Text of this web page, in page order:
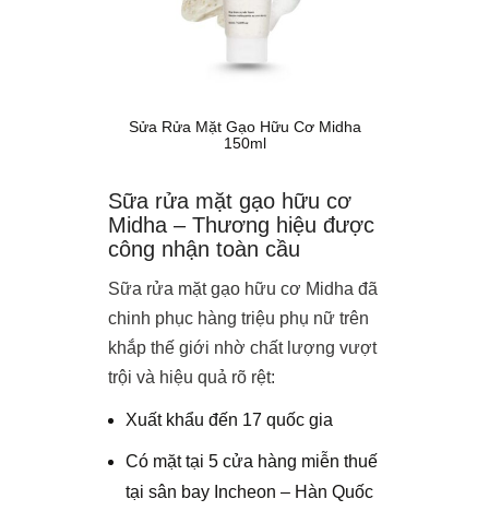
Sửa Rửa Mặt Gạo Hữu Cơ Midha
150ml
Sữa rửa mặt gạo hữu cơ
Midha – Thương hiệu được
công nhận toàn cầu
Sữa rửa mặt gạo hữu cơ Midha đã
chinh phục hàng triệu phụ nữ trên
khắp thế giới nhờ chất lượng vượt
trội và hiệu quả rõ rệt:
Xuất khẩu đến 17 quốc gia
Có mặt tại 5 cửa hàng miễn thuế
tại sân bay Incheon – Hàn Quốc